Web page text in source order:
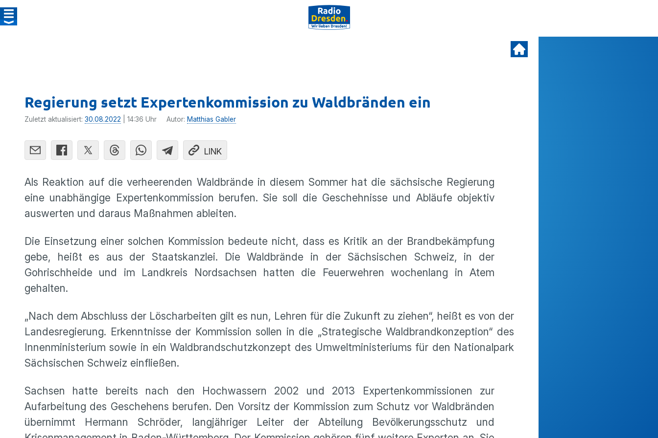
Regierung setzt Expertenkommission zu Waldbränden ein
Zuletzt aktualisiert: 30.08.2022 | 14:36 Uhr Autor: Matthias Gabler
LINK
Als Reaktion auf die verheerenden Waldbrände in diesem Sommer hat die sächsische Regierung
eine unabhängige Expertenkommission berufen. Sie soll die Geschehnisse und Abläufe objektiv
auswerten und daraus Maßnahmen ableiten.
Die Einsetzung einer solchen Kommission bedeute nicht, dass es Kritik an der Brandbekämpfung
gebe, heißt es aus der Staatskanzlei. Die Waldbrände in der Sächsischen Schweiz, in der
Gohrischheide und im Landkreis Nordsachsen hatten die Feuerwehren wochenlang in Atem
gehalten.
„Nach dem Abschluss der Löscharbeiten gilt es nun, Lehren für die Zukunft zu ziehen“, heißt es von der
Landesregierung. Erkenntnisse der Kommission sollen in die „Strategische Waldbrandkonzeption“ des
Innenministerium sowie in ein Waldbrandschutzkonzept des Umweltministeriums für den Nationalpark
Sächsischen Schweiz einfließen.
Sachsen hatte bereits nach den Hochwassern 2002 und 2013 Expertenkommissionen zur
Aufarbeitung des Geschehens berufen. Den Vorsitz der Kommission zum Schutz vor Waldbränden
übernimmt Hermann Schröder, langjähriger Leiter der Abteilung Bevölkerungsschutz und